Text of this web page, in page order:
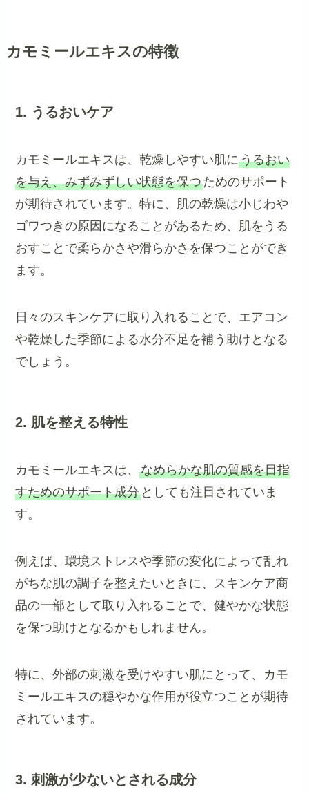
カモミールエキスの特徴
1. うるおいケア
カモミールエキスは、乾燥しやすい肌にうるおい
を与え、みずみずしい状態を保つためのサポート
が期待されています。特に、肌の乾燥は小じわや
ゴワつきの原因になることがあるため、肌をうる
おすことで柔らかさや滑らかさを保つことができ
ます。
日々のスキンケアに取り入れることで、エアコン
や乾燥した季節による水分不足を補う助けとなる
でしょう。
2. 肌を整える特性
カモミールエキスは、なめらかな肌の質感を目指
すためのサポート成分 としても注目されていま
す。
例えば、環境ストレスや季節の変化によって乱れ
がちな肌の調子を整えたいときに、スキンケア商
品の一部として取り入れることで、健やかな状態
を保つ助けとなるかもしれません。
特に、外部の刺激を受けやすい肌にとって、カモ
ミールエキスの穏やかな作用が役立つことが期待
されています。
3. 刺激が少ないとされる成分